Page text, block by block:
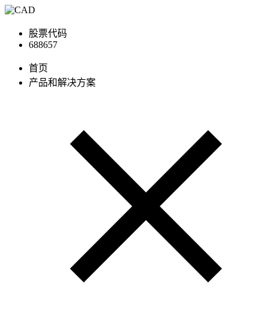
股票代码
688657
首页
产品和解决方案